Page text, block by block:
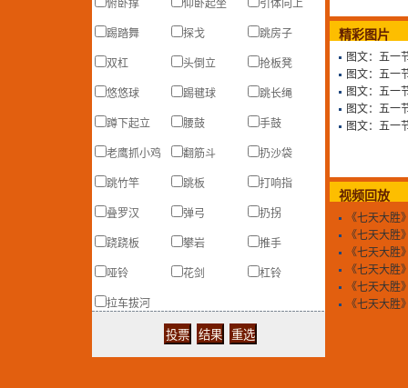
俯卧撑 仰卧起坐 引体向上
踢踏舞 探戈 跳房子
双杠 头倒立 抢板凳
悠悠球 踢毽球 跳长绳
蹲下起立 腰鼓 手鼓
老鹰抓小鸡 翻筋斗 扔沙袋
跳竹竿 跳板 打响指
叠罗汉 弹弓 扔拐
跷跷板 攀岩 推手
哑铃 花剑 杠铃
拉车拔河
精彩图片
图文：五一
图文：五一
图文：五一
图文：五一
图文：五一
视频回放
《七天大胜
《七天大胜
《七天大胜
《七天大胜
《七天大胜
《七天大胜